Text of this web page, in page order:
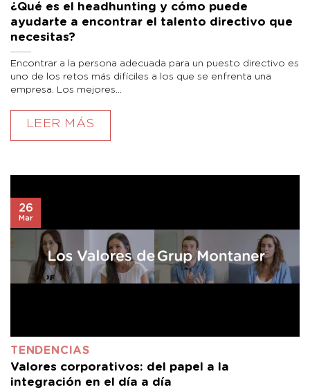
¿Qué es el headhunting y cómo puede
ayudarte a encontrar el talento directivo que
necesitas?
Encontrar a la persona adecuada para un puesto directivo es
uno de los retos más difíciles a los que se enfrenta una
empresa. Los mejores...
LEER MÁS
TENDENCIAS
Valores corporativos: del papel a la
integración en el día a día
26
Mar